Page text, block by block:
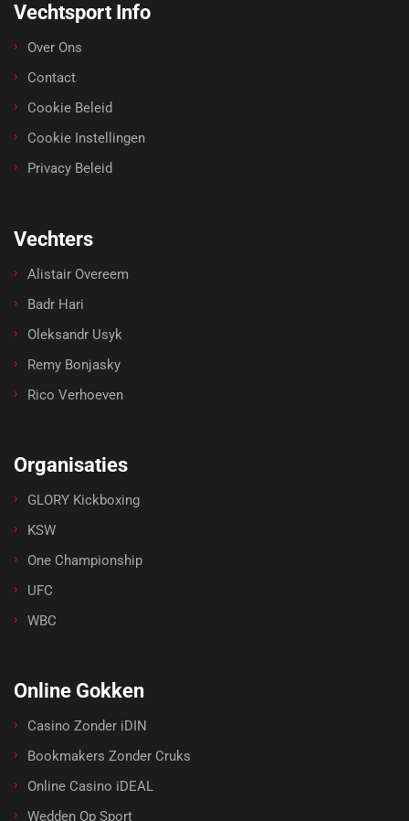
Vechtsport Info
Over Ons
Contact
Cookie Beleid
Cookie Instellingen
Privacy Beleid
Vechters
Alistair Overeem
Badr Hari
Oleksandr Usyk
Remy Bonjasky
Rico Verhoeven
Organisaties
GLORY Kickboxing
KSW
One Championship
UFC
WBC
Online Gokken
Casino Zonder iDIN
Bookmakers Zonder Cruks
Online Casino iDEAL
Wedden Op Sport